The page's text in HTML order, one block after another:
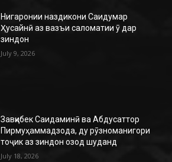
Нигаронии наздикони Саидумар
Ҳусайнӣ аз вазъи саломатии ӯ дар
зиндон
July 9, 2026
Завқибек Саидаминӣ ва Абдусаттор
Пирмуҳаммадзода, ду рӯзноманигори
тоҷик аз зиндон озод шуданд
July 18, 2026